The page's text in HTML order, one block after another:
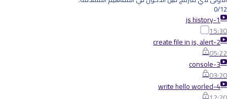
0/12
1-js history
15:30
2-create file in js, alert
05:22
3-console
03:20
4-write hello worled